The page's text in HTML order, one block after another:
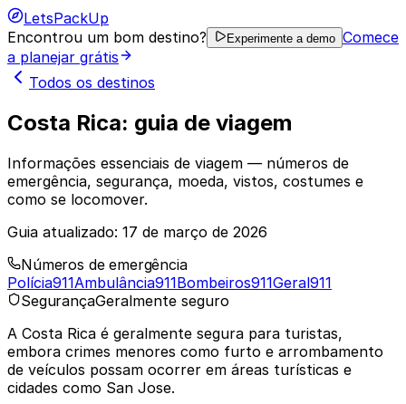
LetsPackUp
Encontrou um bom destino?
Experimente a demo Comece
a planejar grátis
Todos os destinos
Costa Rica: guia de viagem
Informações essenciais de viagem — números de
emergência, segurança, moeda, vistos, costumes e
como se locomover.
Guia atualizado: 17 de março de 2026
Números de emergência
Polícia911Ambulância911Bombeiros911Geral911
SegurançaGeralmente seguro
A Costa Rica é geralmente segura para turistas,
embora crimes menores como furto e arrombamento
de veículos possam ocorrer em áreas turísticas e
cidades como San Jose.